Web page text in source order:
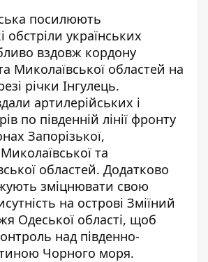
посилюють
обстріли українських
вздовж кордону
Миколаївської областей на
річки Інгулець.
артилерійських і
по південній лінії фронту
Запорізької,
та
областей. Додатково
зміцнювати свою
на острові Зміїний
Одеської області, щоб
над південно-
Чорного моря.